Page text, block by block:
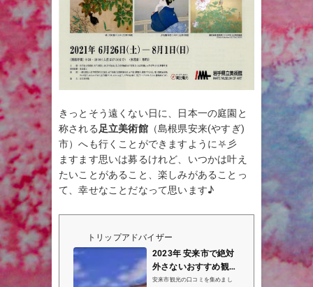
きっとそう遠くない日に、日本一の庭園と
称される 足立美術館（島根県安来(やすぎ)
市）へも行くことができますように⛧彡
ますます思いは募るけれど、いつかは叶え
たいことがあること、楽しみがあることっ
て、幸せなことだなって思います♪
トリップアドバイザー
2023年 安来市で絶対
外さないおすすめ観光
スポットトップ10【定
安来市観光の口コミを集めまし